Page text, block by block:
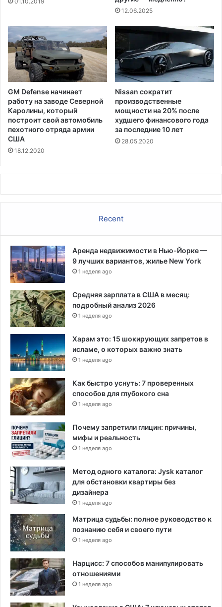
12.06.2025
GM Defense начинает
работу на заводе Северной
Каролины, который
построит свой автомобиль
пехотного отряда армии
США
18.12.2020
Nissan сократит
производственные
мощности на 20% после
худшего финансового года
за последние 10 лет
28.05.2020
Recent
Аренда недвижимости в Нью-Йорке —
9 лучших вариантов, жилье New York
1 неделя ago
Средняя зарплата в США в месяц:
подробный анализ 2026
1 неделя ago
Харам это: 15 шокирующих запретов в
исламе, о которых важно знать
1 неделя ago
Как быстро уснуть: 7 проверенных
способов для глубокого сна
1 неделя ago
Почему запретили глицин: причины,
мифы и реальность
1 неделя ago
Метод одного каталога: Jysk каталог
для обстановки квартиры без
дизайнера
1 неделя ago
Матрица судьбы: полное руководство к
познанию себя и своего пути
1 неделя ago
Нарцисс: 7 способов манипулировать
отношениями
1 неделя ago